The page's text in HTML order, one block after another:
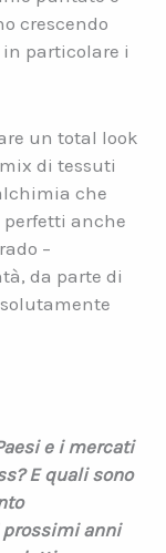
crescendo
particolare i
un total look
di tessuti
che
anche
–
da parte di
e i mercati
E quali sono
prossimi anni